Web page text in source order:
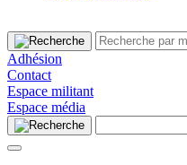
Adhésion
Contact
Espace militant
Espace média